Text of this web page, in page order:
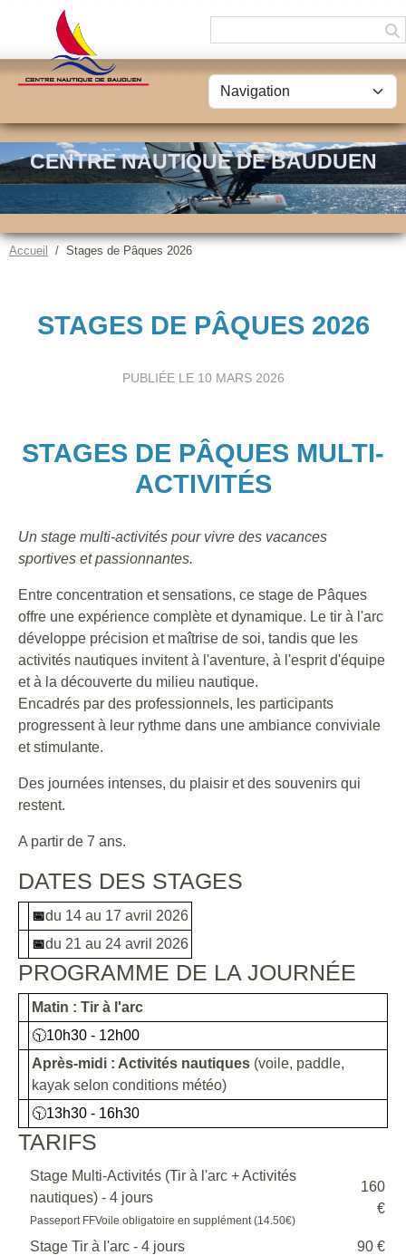
CENTRE NAUTIQUE DE BAUDUEN
Accueil Stages de Pâques 2026
STAGES DE PÂQUES 2026
PUBLIÉE LE 10 MARS 2026
STAGES DE PÂQUES MULTI-
ACTIVITÉS
Un stage multi-activités pour vivre des vacances
sportives et passionnantes.
Entre concentration et sensations, ce stage de Pâques
offre une expérience complète et dynamique. Le tir à l'arc
développe précision et maîtrise de soi, tandis que les
activités nautiques invitent à l'aventure, à l'esprit d'équipe
et à la découverte du milieu nautique.
Encadrés par des professionnels, les participants
progressent à leur rythme dans une ambiance conviviale
et stimulante.
Des journées intenses, du plaisir et des souvenirs qui
restent.
A partir de 7 ans.
DATES DES STAGES
📅du 14 au 17 avril 2026
📅du 21 au 24 avril 2026
PROGRAMME DE LA JOURNÉE
Matin : Tir à l'arc
🕥10h30 - 12h00
Après-midi : Activités nautiques (voile, paddle,
kayak selon conditions météo)
🕥13h30 - 16h30
TARIFS
Stage Multi-Activités (Tir à l'arc + Activités
nautiques) - 4 jours
Passeport FFVoile obligatoire en supplément (14.50€)
160
€
Stage Tir à l'arc - 4 jours
90 €
Panneau de gestion des cookies